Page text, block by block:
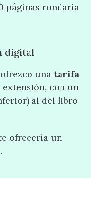
páginas rondaría
digital
una tarifa
con un
al del libro
ofrecería un